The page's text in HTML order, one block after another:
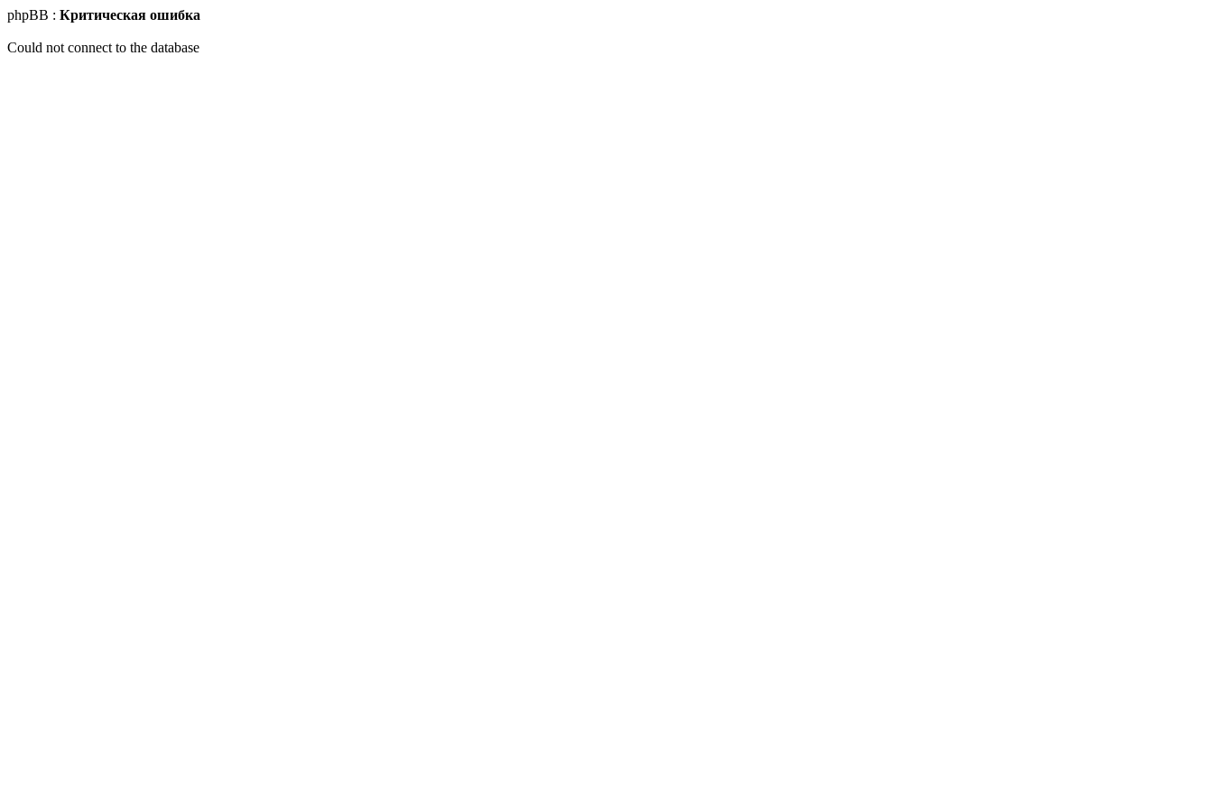
phpBB : Критическая ошибка
Could not connect to the database